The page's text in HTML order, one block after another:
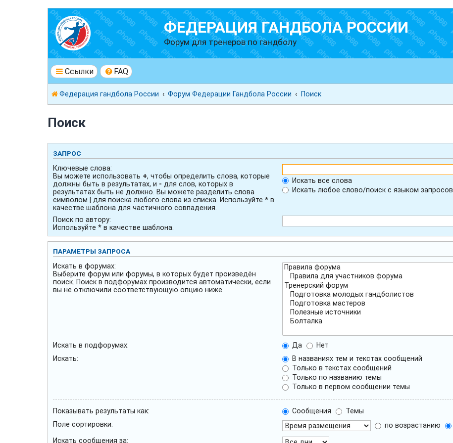
ФЕДЕРАЦИЯ ГАНДБОЛА РОССИИ
Форум для тренеров по гандболу
Ссылки FAQ
Федерация гандбола России Форум Федерации Гандбола России Поиск
Поиск
ЗАПРОС
Ключевые слова:
Вы можете использовать +, чтобы определить слова, которые
должны быть в результатах, и - для слов, которых в
результатах быть не должно. Вы можете разделить слова
символом | для поиска любого слова из списка. Используйте * в
качестве шаблона для частичного совпадения.
Искать все слова
Искать любое слово/поиск с языком запросов
Поиск по автору:
Используйте * в качестве шаблона.
ПАРАМЕТРЫ ЗАПРОСА
Искать в форумах:
Выберите форум или форумы, в которых будет произведён
поиск. Поиск в подфорумах производится автоматически, если
вы не отключили соответствующую опцию ниже.
Искать в подфорумах: Да
Нет
Искать:
В названиях тем и текстах сообщений
Только в текстах сообщений
Только по названию темы
Только в первом сообщении темы
Показывать результаты как: Сообщения
Темы
Поле сортировки:
по возрастанию
Искать сообщения за: